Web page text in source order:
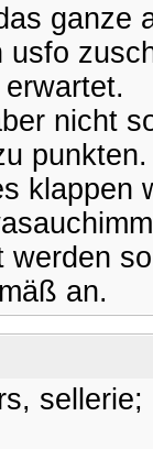
ganze
nicht
klappen
an.
sellerie;